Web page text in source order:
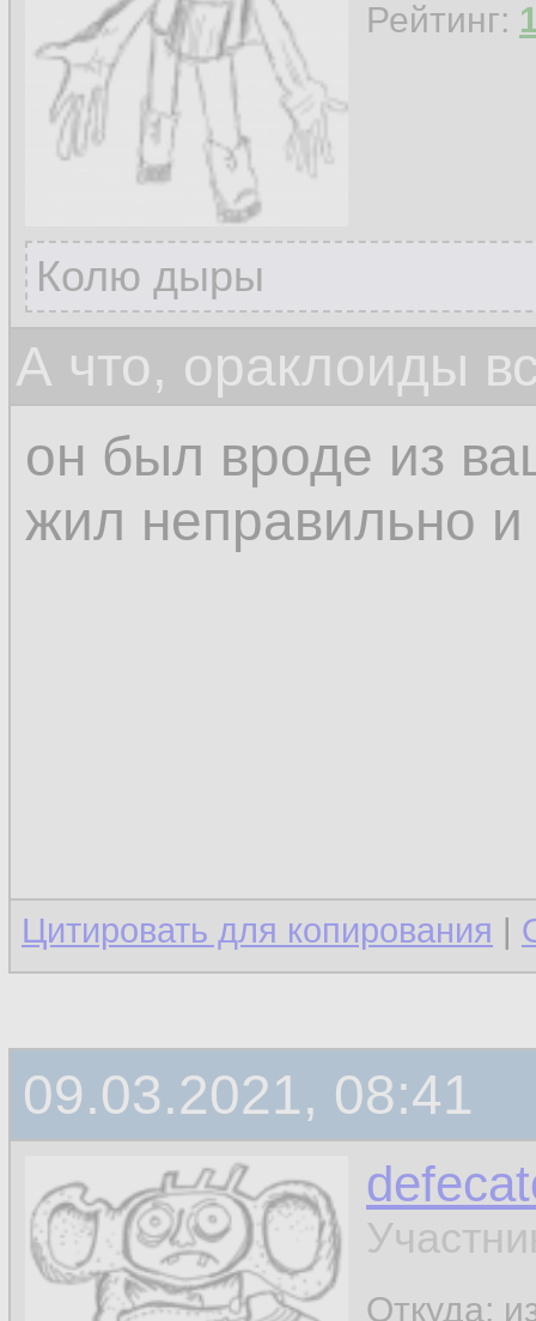
Рейтинг:
Колю дыры
А что, ораклоиды
он был вроде из
жил неправильно
Цитировать для копирования |
09.03.2021, 08:41
Откуда: